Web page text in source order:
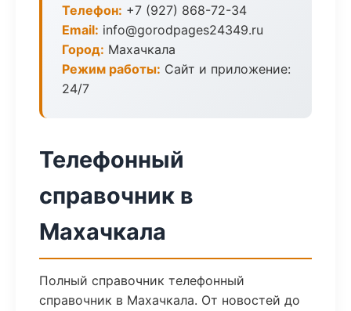
Телефон: +7 (927) 868-72-34
Email: info@gorodpages24349.ru
Город: Махачкала
Режим работы: Сайт и приложение:
24/7
Телефонный
справочник в
Махачкала
Полный справочник телефонный
справочник в Махачкала. От новостей до